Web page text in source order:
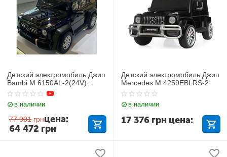
Детский электромобиль Джип
Bambi M 6150AL-2(24V)
Mercedes-Maybach G650
в наличии
77 901 грн
64 472 грн
цена:
Детский электромобиль Джип
Mercedes M 4259EBLRS-2
в наличии
17 376 грн цена: